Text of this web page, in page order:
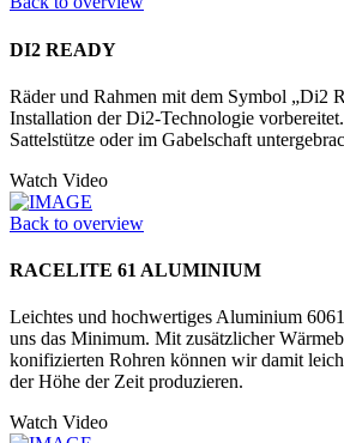
DI2 READY
Räder und Rahmen mit dem Symbol „Di2
Installation der Di2-Technologie
Sattelstütze oder im Gabelschaft
Watch Video
Back to overview
RACELITE 61 ALUMINIUM
Leichtes und hochwertiges Aluminium
uns das Minimum. Mit zusätzlicher
konifizierten Rohren können wir damit
der Höhe der Zeit produzieren.
Watch Video